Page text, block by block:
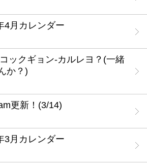
4月カレンダー
ックギョン-カルレヨ？(一緒
か？)
更新！(3/14)
3月カレンダー